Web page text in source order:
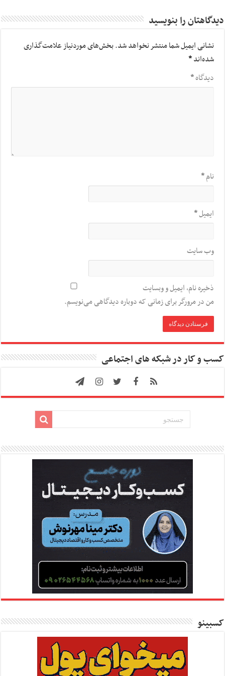
دیدگاهتان را بنویسید
نشانی ایمیل شما منتشر نخواهد شد.بخش‌های موردنیاز علامت‌گذاری
شده‌اند*
دیدگاه*
نام*
ایمیل*
وب‌ سایت
ذخیره نام، ایمیل و وبسایت
من در مرورگر برای زمانی که دوباره دیدگاهی می‌نویسم.
کسب و کار در شبکه های اجتماعی
کسبینو